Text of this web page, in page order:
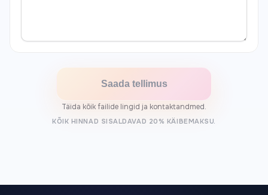
Saada tellimus
Täida kõik failide lingid ja kontaktandmed.
KÕIK HINNAD SISALDAVAD 20% KÄIBEMAKSU.